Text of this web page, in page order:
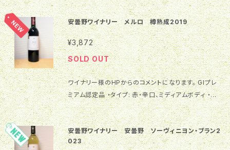
安曇野ワイナリー メルロ 樽熟成2019
¥3,872
SOLD OUT
ワイナリー様のHPからのコメントになります。 GIプレ
ミアム認定品 ・タイプ: 赤・辛口、ミディアムボディ ・ぶ
どう品種: メルロ 100% ・内容量: 750ml ・ぶどう産
地: 長野県（安曇野市、塩尻市、池田町） ・アルコール
分: 12% ・飲み頃温度: 14～18℃ ・添加物: 酸化防止
剤（亜硫酸塩） 長野県内の契約農家の畑で栽培された
安曇野ワイナリー 安曇野 ソーヴィニヨン・ブラン2
023